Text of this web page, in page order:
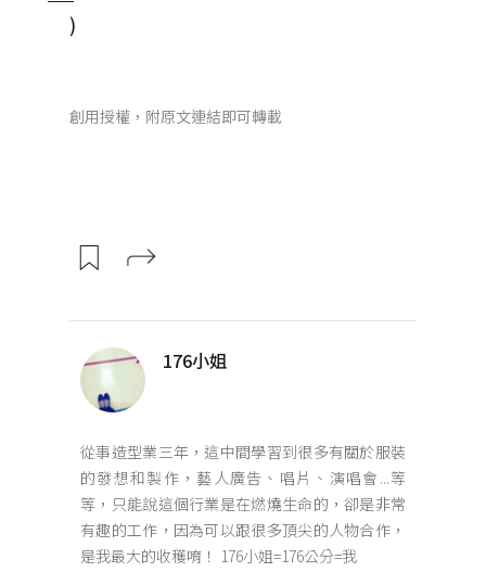
)
創用授權，附原文連結即可轉載
176小姐
從事造型業三年，這中間學習到很多有關於服裝
的發想和製作，藝人廣告、唱片、演唱會...等
等，只能說這個行業是在燃燒生命的，卻是非常
有趣的工作，因為可以跟很多頂尖的人物合作，
是我最大的收穫唷！ 176小姐=176公分=我